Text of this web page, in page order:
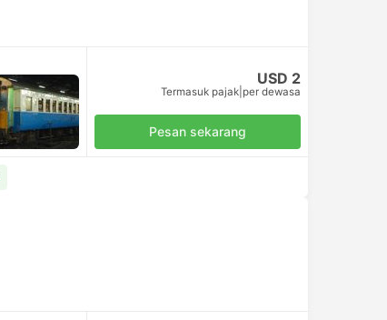
USD 2
Termasuk pajak per dewasa
Pesan sekarang